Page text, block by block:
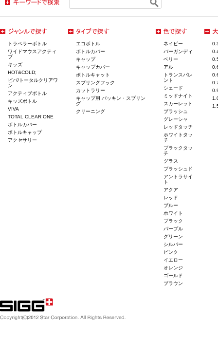
トラベラーボトル
ワイドマウスアクティ
ブ
キッズ
HOT&COLD;
ビバ/トータルクリアワ
ン
アクティブボトル
キッズボトル
VIVA
TOTAL CLEAR ONE
ボトルカバー
ボトルキャップ
アクセサリー
エコボトル
ボトルカバー
キャップ
キャップカバー
ボトルキャット
スプリングフック
カットラリー
キャップ用 パッキン・スプリン
グ
クリーニング
ネイビー
バーガンディ
ベリー
アル
トランスパレ
ント
シェード
ミッドナイト
スカーレット
ブラッシュ
グレーシャ
レッドタッチ
ホワイトタッ
チ
ブラックタッ
チ
グラス
ブラッシュド
アントラサイ
ト
アクア
レッド
ブルー
ホワイト
ブラック
パープル
グリーン
シルバー
ピンク
イエロー
オレンジ
ゴールド
ブラウン